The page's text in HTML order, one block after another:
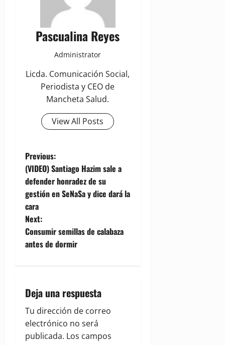
Pascualina Reyes
Administrator
Licda. Comunicación Social,
Periodista y CEO de
Mancheta Salud.
View All Posts
P
o
s
t
n
v
i
g
Previous:
(VIDEO) Santiago Hazim sale a
defender honradez de su
gestión en SeNaSa y dice dará la
cara
Next:
Consumir semillas de calabaza
antes de dormir
Deja una respuesta
Tu dirección de correo
electrónico no será
publicada. Los campos